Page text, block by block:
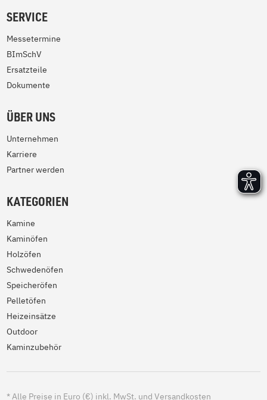
SERVICE
Messetermine
BImSchV
Ersatzteile
Dokumente
ÜBER UNS
Unternehmen
Karriere
Partner werden
KATEGORIEN
Kamine
Kaminöfen
Holzöfen
Schwedenöfen
Speicheröfen
Pelletöfen
Heizeinsätze
Outdoor
Kaminzubehör
*Alle Preise in Euro (€) inkl. MwSt. und Versandkosten